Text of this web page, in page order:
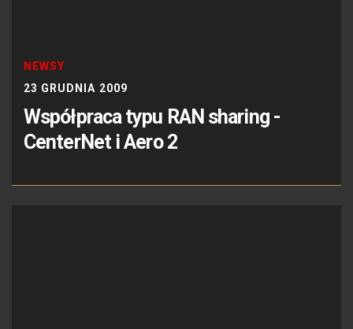
NEWSY
23 GRUDNIA 2009
Współpraca typu RAN sharing -
CenterNet i Aero 2